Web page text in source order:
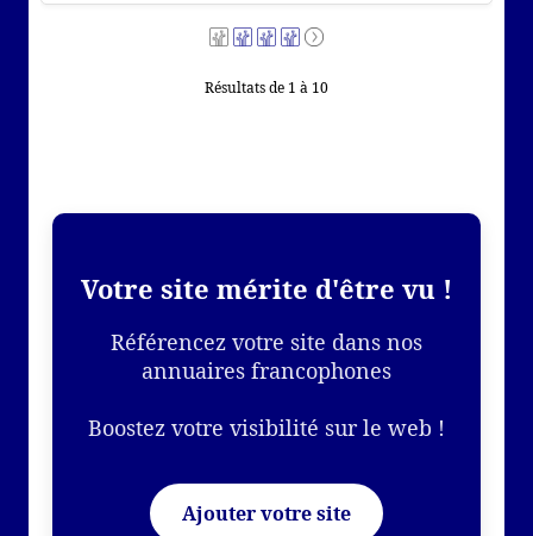
Résultats de 1 à 10
Votre site mérite d'être vu !
Référencez votre site dans nos
annuaires francophones
Boostez votre visibilité sur le web !
Ajouter votre site